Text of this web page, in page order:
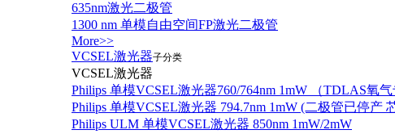
635nm激光二极管
1300 nm 单模自由空间FP激光二极管
More>>
VCSEL激光器子分类
VCSEL激光器
Philips 单模VCSEL激光器760/764nm 1mW （TDLAS氧气
Philips 单模VCSEL激光器 794.7nm 1mW (二极管已停产
Philips ULM 单模VCSEL激光器 850nm 1mW/2mW